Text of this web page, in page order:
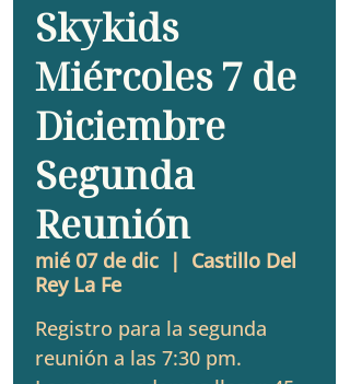
Skykids
Miércoles 7 de
Diciembre
Segunda
Reunión
mié 07 de dic
  |
Castillo Del
Rey La Fe
Registro para la segunda
reunión a las 7:30 pm.